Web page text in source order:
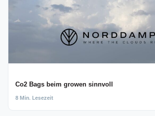
Co2 Bags beim growen sinnvoll
8 Min. Lesezeit